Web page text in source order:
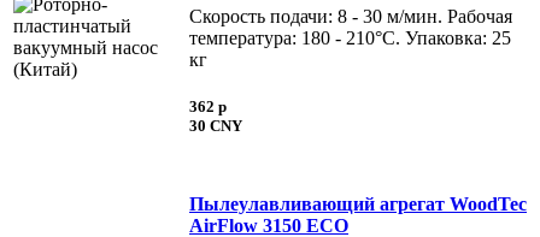
Скорость подачи: 8 - 30 м/мин. Рабочая
температура: 180 - 210°С. Упаковка: 25
кг
362 p
30 CNY
Пылеулавливающий агрегат WoodTec
AirFlow 3150 ECO